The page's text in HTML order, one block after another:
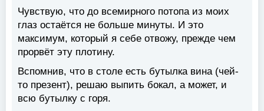
Чувствую, что до всемирного потопа из моих
глаз остаётся не больше минуты. И это
максимум, который я себе отвожу, прежде чем
прорвёт эту плотину.
Вспомнив, что в столе есть бутылка вина (чей-
то презент), решаю выпить бокал, а может, и
всю бутылку с горя.